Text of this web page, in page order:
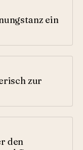
ein
zur
den